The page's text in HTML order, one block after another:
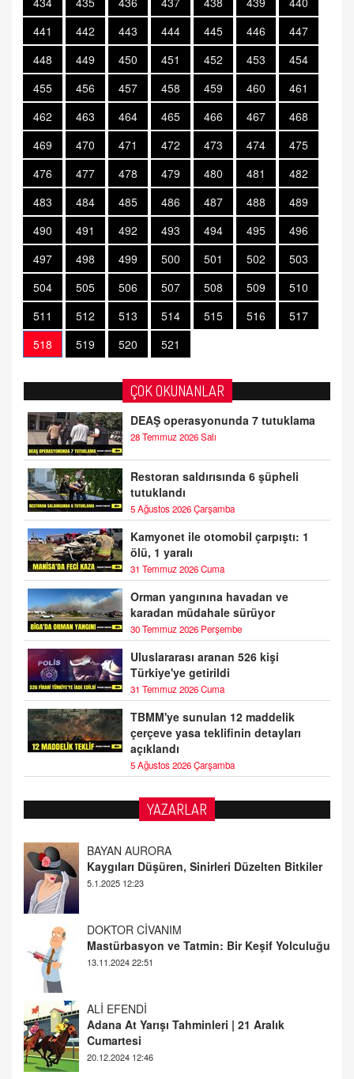
441
442 443 444 445 446
447
448
449 450 451 452 453
454
455
456 457 458 459 460
461
462
463 464 465 466 467
468
469
470 471 472 473 474
475
476
477 478 479 480 481
482
483
484 485 486 487 488
489
490
491 492 493 494 495
496
497
498 499 500 501 502
503
504
505 506 507 508 509
510
511
512 513 514 515 516
517
518
519 520 521
ÇOK OKUNANLAR
DEAŞ operasyonunda 7 tutuklama
28 Temmuz 2026 Salı
Restoran saldırısında 6 şüpheli
tutuklandı
5 Ağustos 2026 Çarşamba
Kamyonet ile otomobil çarpıştı: 1
ölü, 1 yaralı
31 Temmuz 2026 Cuma
Orman yangınına havadan ve
karadan müdahale sürüyor
30 Temmuz 2026 Perşembe
Uluslararası aranan 526 kişi
Türkiye'ye getirildi
31 Temmuz 2026 Cuma
TBMM'ye sunulan 12 maddelik
çerçeve yasa teklifinin detayları
açıklandı
5 Ağustos 2026 Çarşamba
YAZARLAR
BAYAN AURORA
Kaygıları Düşüren, Sinirleri Düzelten Bitkiler
5.1.2025 12:23
DOKTOR CİVANIM
Mastürbasyon ve Tatmin: Bir Keşif Yolculuğu
13.11.2024 22:51
ALİ EFENDİ
Adana At Yarışı Tahminleri | 21 Aralık
Cumartesi
20.12.2024 12:46